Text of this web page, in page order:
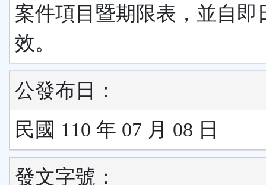
案件項目暨期限表，並自即
效。
公發布日：
民國 110 年 07 月 08 日
發文字號：